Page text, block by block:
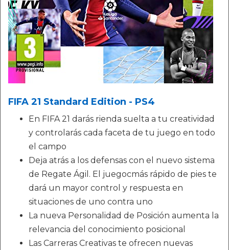
FIFA 21 Standard Edition - PS4
En FIFA 21 darás rienda suelta a tu creatividad
y controlarás cada faceta de tu juego en todo
el campo
Deja atrás a los defensas con el nuevo sistema
de Regate Ágil. El juegocmás rápido de pies te
dará un mayor control y respuesta en
situaciones de uno contra uno
La nueva Personalidad de Posición aumenta la
relevancia del conocimiento posicional
Las Carreras Creativas te ofrecen nuevas